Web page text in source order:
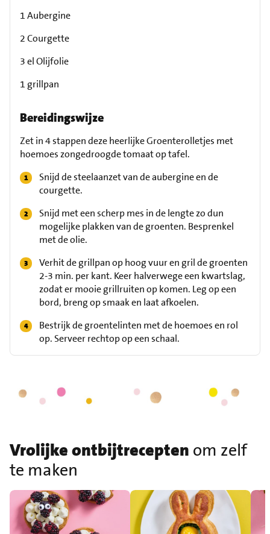
1 Aubergine
2 Courgette
3 el Olijfolie
1 grillpan
Bereidingswijze
Zet in 4 stappen deze heerlijke Groenterolletjes met
hoemoes zongedroogde tomaat op tafel.
Snijd de steelaanzet van de aubergine en de
courgette.
Snijd met een scherp mes in de lengte zo dun
mogelijke plakken van de groenten. Besprenkel
met de olie.
Verhit de grillpan op hoog vuur en gril de groenten
2-3 min. per kant. Keer halverwege een kwartslag,
zodat er mooie grillruiten op komen. Leg op een
bord, breng op smaak en laat afkoelen.
Bestrijk de groentelinten met de hoemoes en rol
op. Serveer rechtop op een schaal.
Vrolijke ontbijtrecepten om zelf
te maken